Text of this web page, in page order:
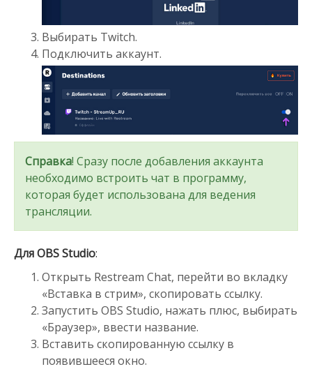
Выбирать Twitch.
Подключить аккаунт.
Справка! Сразу после добавления аккаунта
необходимо встроить чат в программу,
которая будет использована для ведения
трансляции.
Для OBS Studio:
Открыть Restream Chat, перейти во вкладку
«Вставка в стрим», скопировать ссылку.
Запустить OBS Studio, нажать плюс, выбирать
«Браузер», ввести название.
Вставить скопированную ссылку в
появившееся окно.